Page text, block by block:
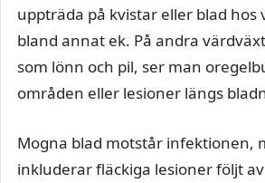
uppträda på kvistar eller blad hos
bland annat ek. På andra
som lönn och pil, ser man
områden eller lesioner längs
Mogna blad motstår infektionen,
inkluderar fläckiga lesioner följt